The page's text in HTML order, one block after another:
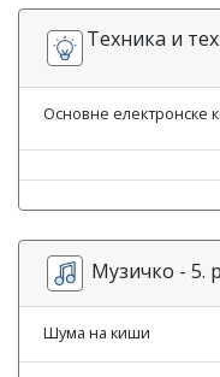
Техника и
Основне електронске
Музичко - 5.
Шума на киши